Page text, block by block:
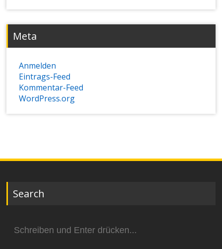
Meta
Anmelden
Eintrags-Feed
Kommentar-Feed
WordPress.org
Search
nach: